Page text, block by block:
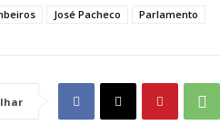
José Pacheco Parlamento